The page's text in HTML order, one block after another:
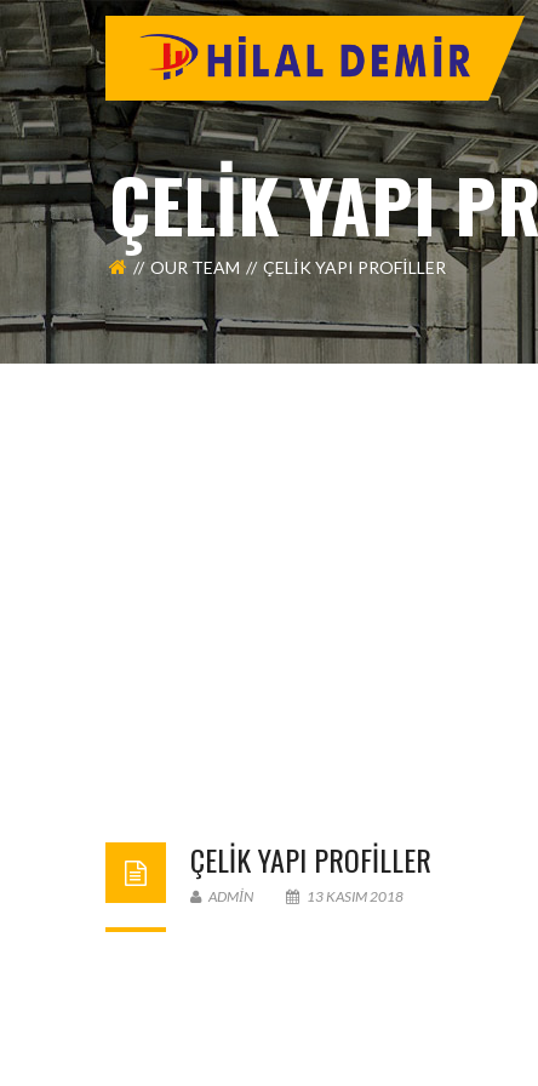
ÇELIK YAPI
OUR TEAM ÇELIK YAPI PROFILLER
ÇELIK YAPI PROFILLER
ADMIN 13 KASIM 2018